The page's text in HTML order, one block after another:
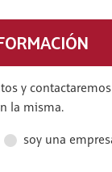
y
la misma.
soy una